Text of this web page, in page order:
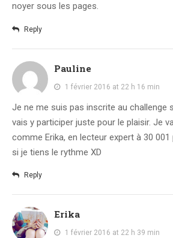
noyer sous les pages.
Reply
Pauline
1 février 2016 at 22 h 16 min
Je ne me suis pas inscrite au challenge
vais y participer juste pour le plaisir. Je
comme Erika, en lecteur expert à 30 001
si je tiens le rythme XD
Reply
Erika
1 février 2016 at 22 h 39 min